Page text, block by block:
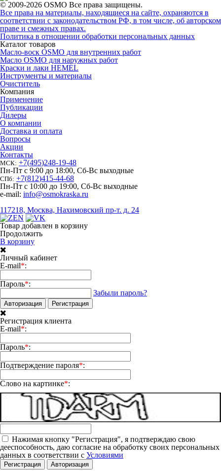
© 2009-2026 OSMO Все права защищены.
Все права на материалы, находящиеся на сайте, охраняются в
соответствии с законодательством РФ, в том числе, об авторском
праве и смежных правах.
Политика в отношении обработки персональных данных
Каталог товаров
Масло-воск OSMO для внутренних работ
Масло OSMO для наружных работ
Краски и лаки HEMEL
Инструменты и материалы
Очиститель
Компания
Применение
Публикации
Дилеры
О компании
Доставка и оплата
Вопросы
Акции
Контакты
МСК: +7(495)248-19-48
Пн-Пт с 9:00 до 18:00, Сб-Вс выходные
СПб: +7(812)415-44-68
Пн-Пт с 10:00 до 19:00, Сб-Вс выходные
e-mail: info@osmokraska.ru
117218, Москва, Нахимовский пр-т. д. 24
Товар добавлен в корзину
Продолжить
В корзину
Личный кабинет
E-mail*:
Пароль*:
Забыли пароль?
Авторизация Регистрация
Регистрация клиента
E-mail*:
Пароль*:
Подтверждение пароля*:
Слово на картинке*:
Нажимая кнопку "Регистрация", я подтверждаю свою
дееспособность, даю согласие на обработку своих персональных
данных в соответствии с Условиями
Регистрация Авторизация